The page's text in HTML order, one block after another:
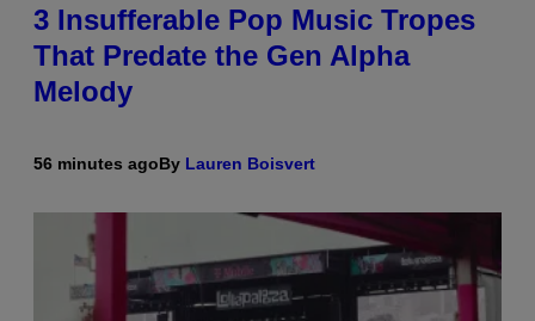
3 Insufferable Pop Music Tropes
That Predate the Gen Alpha
Melody
56 minutes agoBy Lauren Boisvert